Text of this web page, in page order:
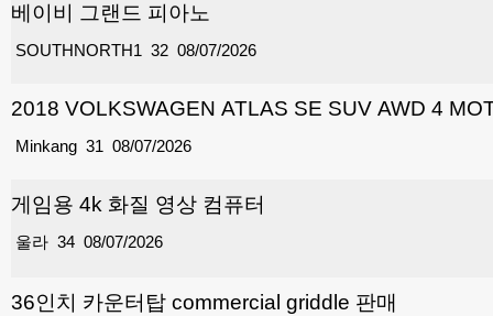
베이비 그랜드 피아노
32
SOUTHNORTH1 08/07/2026
2018 VOLKSWAGEN ATLAS SE SUV AWD 4
31
Minkang 08/07/2026
게임용 4k 화질 영상 컴퓨터
34
울라 08/07/2026
36인치 카운터탑 commercial griddle 판매